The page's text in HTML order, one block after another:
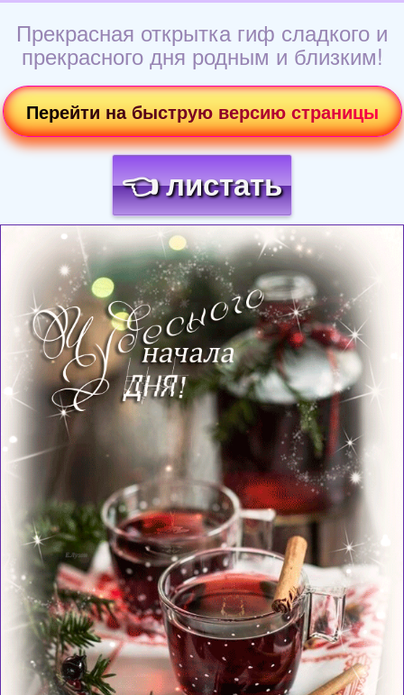
Прекрасная открытка гиф сладкого и
прекрасного дня родным и близким!
Перейти на быструю версию страницы
👈 листать
Загрузка картинки...